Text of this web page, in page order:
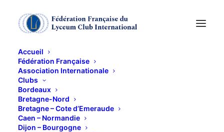
Accueil
Fédération Française
Association Internationale
Clubs
Bordeaux
Bretagne-Nord
Bretagne – Cote d’Emeraude
Caen – Normandie
Dijon – Bourgogne